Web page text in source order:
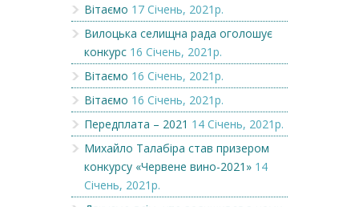
Вітаємо 17 Січень, 2021р.
Вилоцька селищна рада оголошує
конкурс 16 Січень, 2021р.
Вітаємо 16 Січень, 2021р.
Вітаємо 16 Січень, 2021р.
Передплата – 2021 14 Січень, 2021р.
Михайло Талабіра став призером
конкурсу «Червене вино-2021» 14
Січень, 2021р.